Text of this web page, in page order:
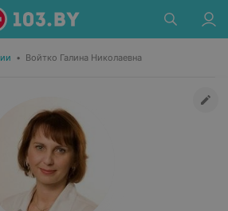
• Войтко Галина Николаевна